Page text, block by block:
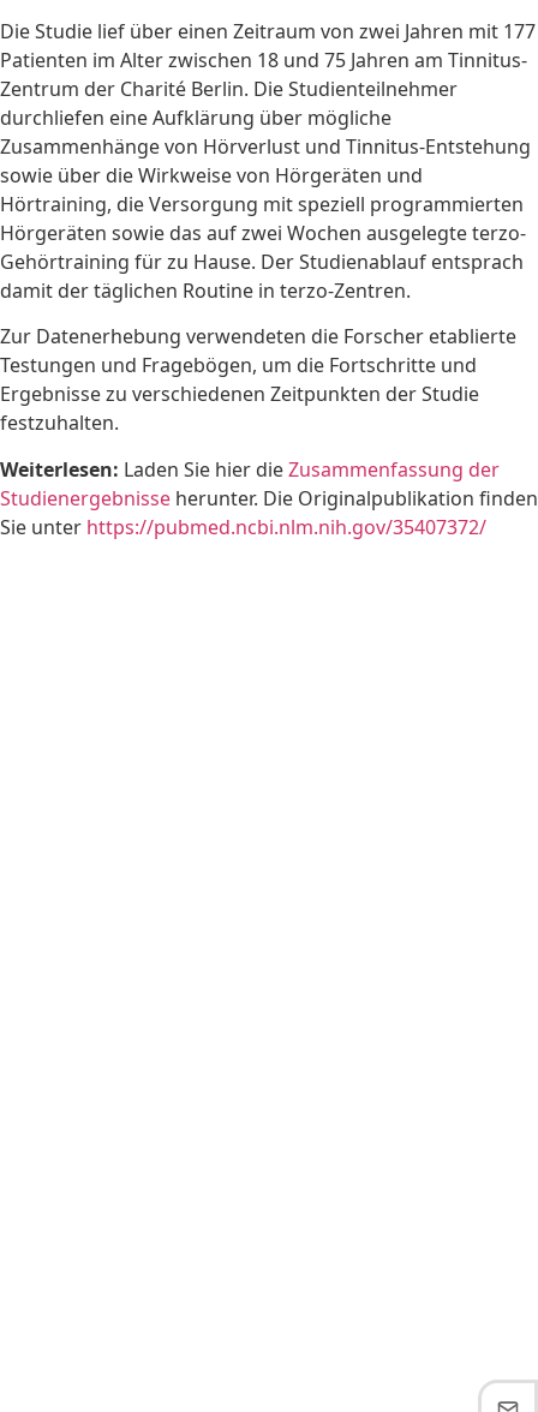
Die Studie lief über einen Zeitraum von zwei Jahren mit 177
Patienten im Alter zwischen 18 und 75 Jahren am Tinnitus-
Zentrum der Charité Berlin. Die Studienteilnehmer
durchliefen eine Aufklärung über mögliche
Zusammenhänge von Hörverlust und Tinnitus-Entstehung
sowie über die Wirkweise von Hörgeräten und
Hörtraining, die Versorgung mit speziell programmierten
Hörgeräten sowie das auf zwei Wochen ausgelegte terzo-
Gehörtraining für zu Hause. Der Studienablauf entsprach
damit der täglichen Routine in terzo-Zentren.
Zur Datenerhebung verwendeten die Forscher etablierte
Testungen und Fragebögen, um die Fortschritte und
Ergebnisse zu verschiedenen Zeitpunkten der Studie
festzuhalten.
Weiterlesen: Laden Sie hier dieZusammenfassung der
Studienergebnisse herunter. Die Originalpublikation finden
Sie unter https://pubmed.ncbi.nlm.nih.gov/35407372/